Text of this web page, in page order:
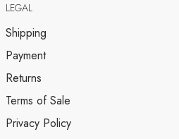
LEGAL
Shipping
Payment
Returns
Terms of Sale
Privacy Policy